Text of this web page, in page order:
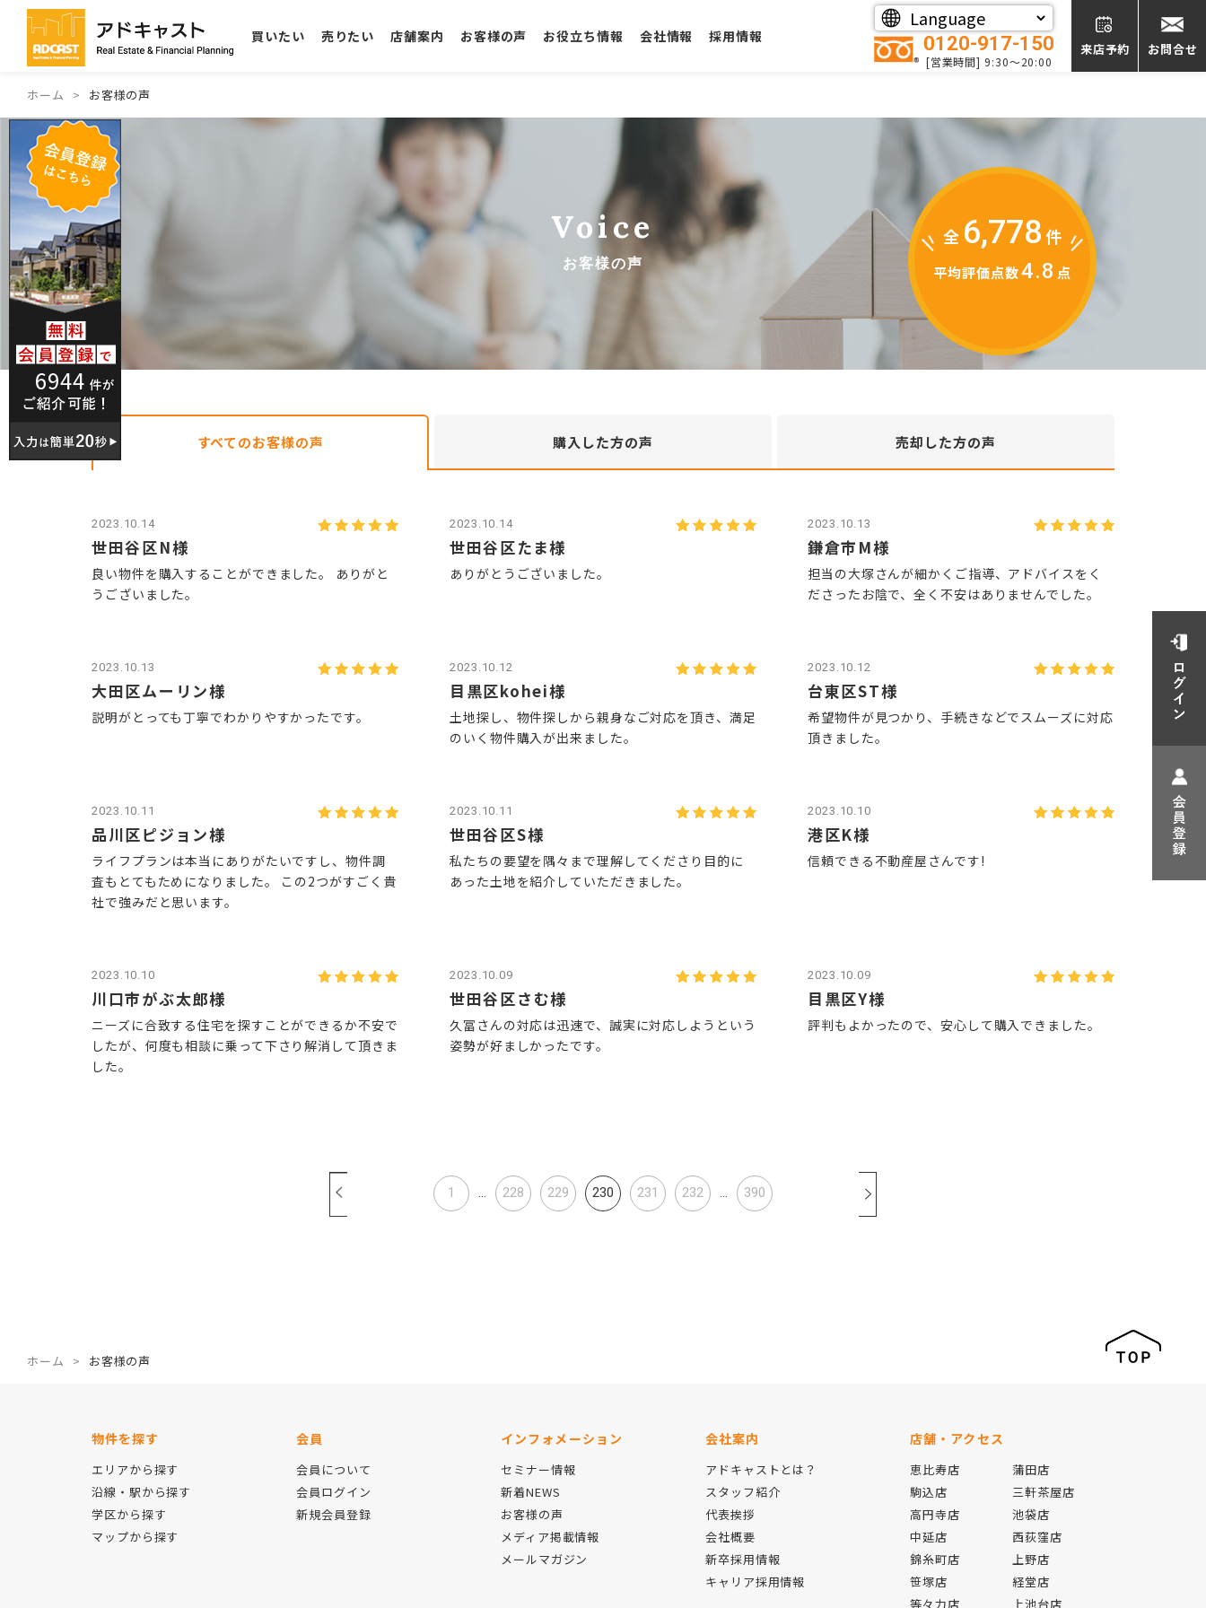
買いたい 売りたい 店舗案内 お客様の声 お役立ち情報 会社情報 採用情報 0120-917-150
[営業時間] 9:30～20:00
来店予約 お問合せ
ホーム お客様の声
Voice
お客様の声
全 6,778件
平均評価点数4.8 点
すべてのお客様の声 購入した方の声 売却した方の声
2023.10.14
世田谷区N様
良い物件を購入することができました。 ありがと
うございました。
2023.10.14
世田谷区たま様
ありがとうございました。
2023.10.13
鎌倉市M様
担当の大塚さんが細かくご指導、アドバイスをく
ださったお陰で、全く不安はありませんでした。
2023.10.13
大田区ムーリン様
説明がとっても丁寧でわかりやすかったです。
2023.10.12
目黒区kohei様
土地探し、物件探しから親身なご対応を頂き、満足
のいく物件購入が出来ました。
2023.10.12
台東区ST様
希望物件が見つかり、手続きなどでスムーズに対応
頂きました。
2023.10.11
品川区ピジョン様
ライフプランは本当にありがたいですし、物件調
査もとてもためになりました。 この2つがすごく貴
社で強みだと思います。
2023.10.11
世田谷区S様
私たちの要望を隅々まで理解してくださり目的に
あった土地を紹介していただきました。
2023.10.10
港区K様
信頼できる不動産屋さんです!
2023.10.10
川口市がぶ太郎様
ニーズに合致する住宅を探すことができるか不安で
したが、何度も相談に乗って下さり解消して頂きま
した。
2023.10.09
世田谷区さむ様
久冨さんの対応は迅速で、誠実に対応しようという
姿勢が好ましかったです。
2023.10.09
目黒区Y様
評判もよかったので、安心して購入できました。
1 ... 228 229 230 231 232 ... 390
ホーム お客様の声
物件を探す
エリアから探す
沿線・駅から探す
学区から探す
マップから探す
会員
会員について
会員ログイン
新規会員登録
インフォメーション
セミナー情報
新着NEWS
お客様の声
メディア掲載情報
メールマガジン
会社案内
アドキャストとは？
スタッフ紹介
代表挨拶
会社概要
新卒採用情報
キャリア採用情報
店舗・アクセス
恵比寿店
駒込店
高円寺店
中延店
錦糸町店
笹塚店
等々力店
蒲田店
三軒茶屋店
池袋店
西荻窪店
上野店
経堂店
上池台店
6944